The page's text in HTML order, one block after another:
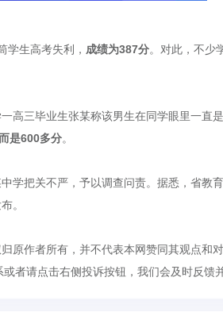
学生高考失利， 成绩为387分。对此，不少
高三毕业生张某称该男生在同学眼里一直
是600多分。
学把关不严，予以调查问责。据悉，省教
。
原作者所有，并不代表本网赞同其观点和
者请点击右侧投诉按钮，我们会及时反馈